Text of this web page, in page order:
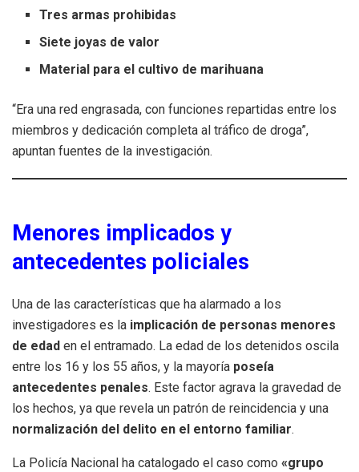
Tres armas prohibidas
Siete joyas de valor
Material para el cultivo de marihuana
“Era una red engrasada, con funciones repartidas entre los
miembros y dedicación completa al tráfico de droga”,
apuntan fuentes de la investigación.
Menores implicados y
antecedentes policiales
Una de las características que ha alarmado a los
investigadores es la implicación de personas menores
de edad en el entramado. La edad de los detenidos oscila
entre los 16 y los 55 años, y la mayoría poseía
antecedentes penales. Este factor agrava la gravedad de
los hechos, ya que revela un patrón de reincidencia y una
normalización del delito en el entorno familiar.
La Policía Nacional ha catalogado el caso como «grupo